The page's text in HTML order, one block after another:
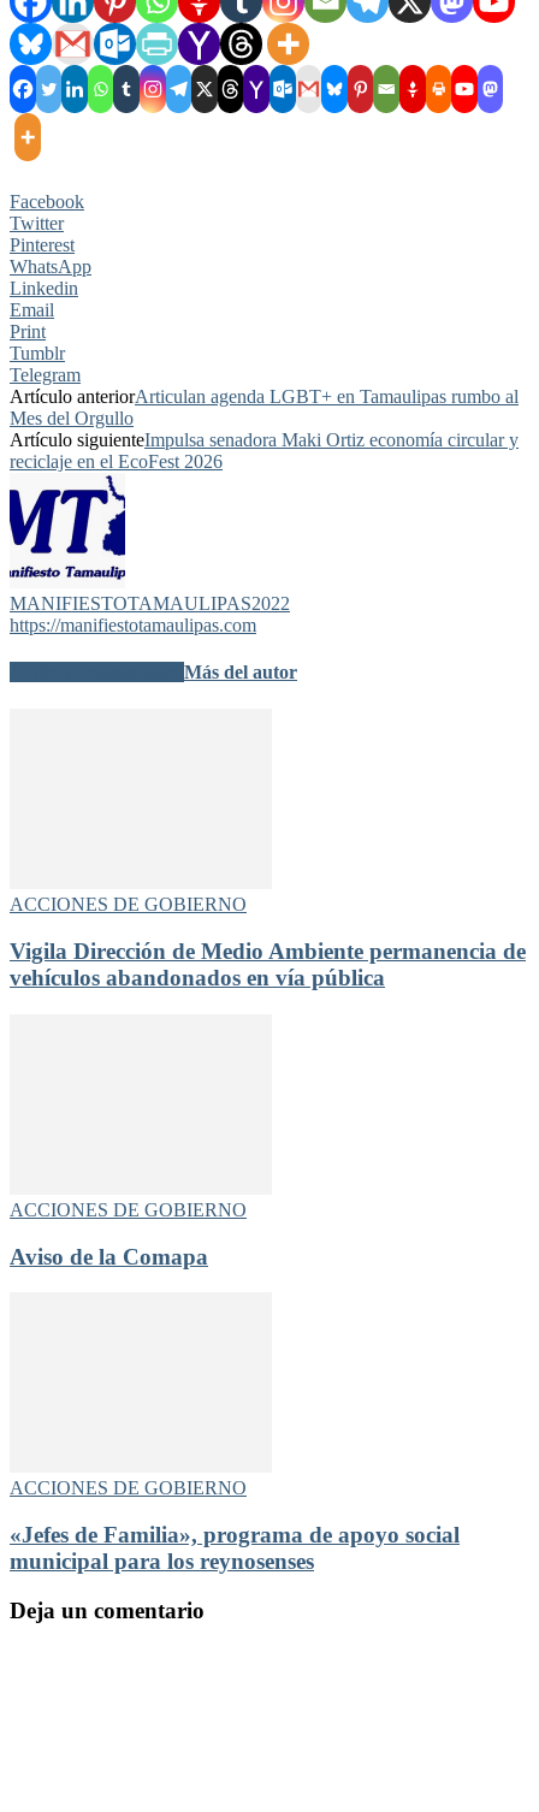
Facebook
Twitter
Pinterest
WhatsApp
Linkedin
Email
Print
Tumblr
Telegram
Artículo anteriorArticulan agenda LGBT+ en Tamaulipas rumbo al
Mes del Orgullo
Artículo siguienteImpulsa senadora Maki Ortiz economía circular y
reciclaje en el EcoFest 2026
MANIFIESTOTAMAULIPAS2022
https://manifiestotamaulipas.com
Más del autor
ACCIONES DE GOBIERNO
Vigila Dirección de Medio Ambiente permanencia de
vehículos abandonados en vía pública
ACCIONES DE GOBIERNO
Aviso de la Comapa
ACCIONES DE GOBIERNO
«Jefes de Familia», programa de apoyo social
municipal para los reynosenses
Deja un comentario